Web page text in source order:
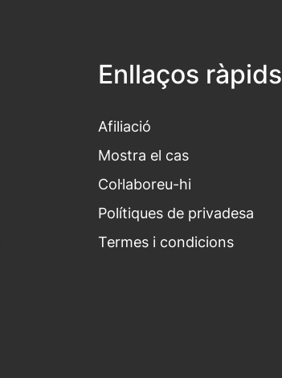
Enllaços ràpids
Afiliació
Mostra el cas
Col·laboreu-hi
Polítiques de privadesa
Termes i condicions